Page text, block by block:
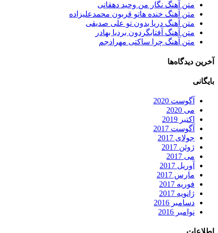
متن آهنگ نگار من وحید دهقانی
متن آهنگ خنده هاتو قربون محمدعلیزاده
متن آهنگ دریا بدون تو علی صدیقی
متن آهنگ آفتابگردون بردیا بهادر
متن آهنگ چرا ساکتی مهرادجم
آخرین دیدگاه‌ها
بایگانی
آگوست 2020
می 2020
اکتبر 2019
آگوست 2017
جولای 2017
ژوئن 2017
می 2017
آوریل 2017
مارس 2017
فوریه 2017
ژانویه 2017
دسامبر 2016
نوامبر 2016